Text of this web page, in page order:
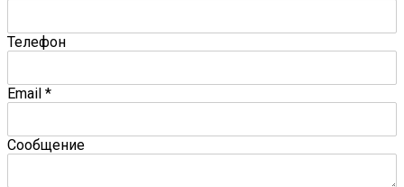
Телефон
Email *
Сообщение